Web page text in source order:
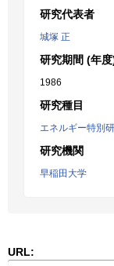
研究代表者
城塚 正
研究期間 (年度
1986
研究種目
エネルギー特別
研究機関
早稲田大学
URL: